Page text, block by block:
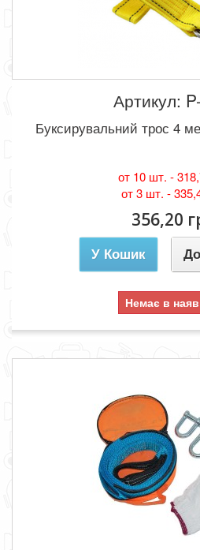
Артикул:
Буксирувальний трос 4
от 10 шт. -
от 3 шт. -
356,20
У Кошик
Немає в